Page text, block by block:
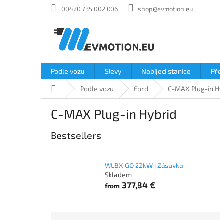
to
00420 735 002 006 shop@evmotion.eu
Podle vozu Slevy Nabíjecí stanice
Home Podle vozu Ford C-MAX Plug-in
C-MAX Plug-in Hybrid
Bestsellers
WLBX GO 22kW | Zásuvka
Skladem
from 377,84 €